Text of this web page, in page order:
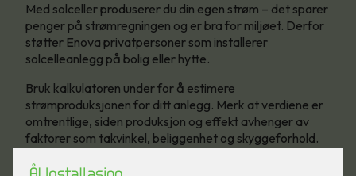
Med solceller produserer du din egen strøm – det sparer
penger på strømregningen og er bra for miljøet. Derfor
støtter Enova privatpersoner som installerer
solcelleanlegg på bolig eller hytte.
Bruk kalkulatoren under for å estimere
strømproduksjonen for ditt anlegg. Merk at verdiene er
omtrentlige, siden produksjon og effekt avhenger av
faktorer som takvinkel, beliggenhet og skyggeforhold.